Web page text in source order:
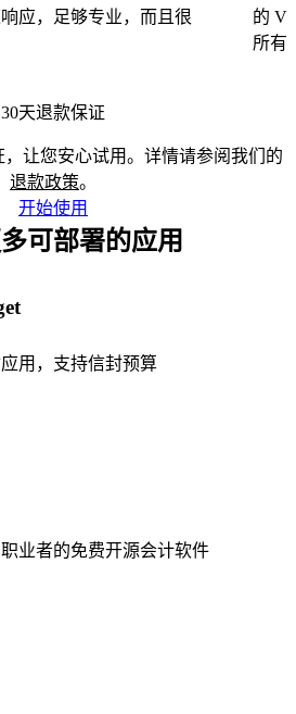
应，足够专业，而且很
的
所有
30天退款保证
让您安心试用。详情请参阅我们的
退款政策。
开始使用
可部署的应用
用，支持信封预算
业者的免费开源会计软件